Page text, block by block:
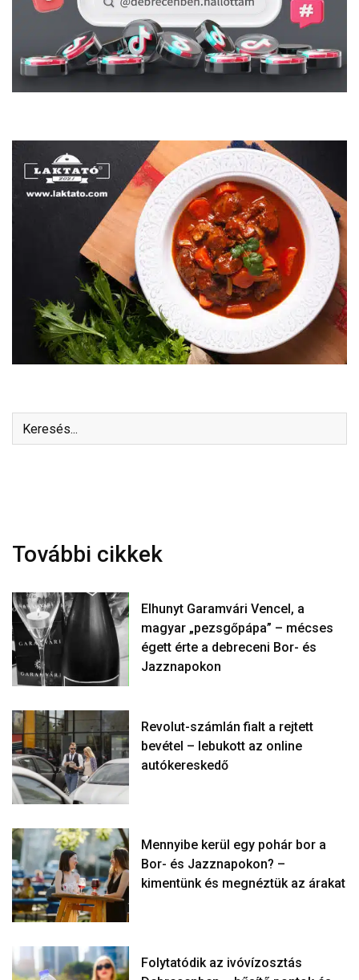
További cikkek
Elhunyt Garamvári Vencel, a
magyar „pezsgőpápa” – mécses
égett érte a debreceni Bor- és
Jazznapokon
Revolut-számlán fialt a rejtett
bevétel – lebukott az online
autókereskedő
Mennyibe kerül egy pohár bor a
Bor- és Jazznapokon? –
kimentünk és megnéztük az árakat
Folytatódik az ivóvízosztás